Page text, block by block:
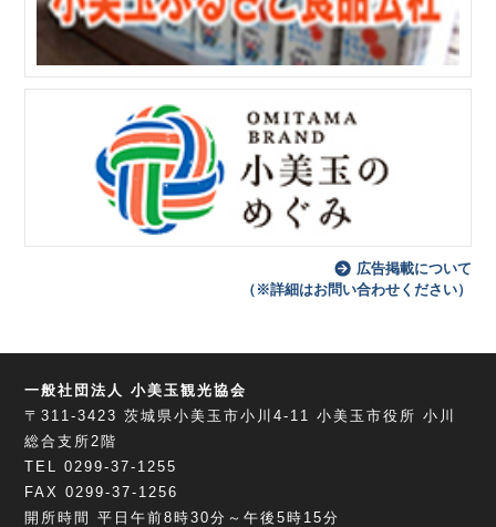
広告掲載について
（※詳細はお問い合わせください）
一般社団法人 小美玉観光協会
〒311-3423茨城県小美玉市小川4-11
小美玉市役所 小川
総合支所2階
TEL 0299-37-1255
FAX 0299-37-1256
開所時間 平日午前8時30分～午後5時15分